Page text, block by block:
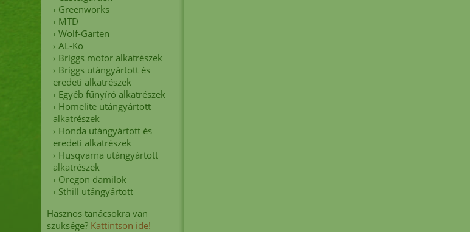
› Greenworks
› MTD
› Wolf-Garten
› AL-Ko
› Briggs motor alkatrészek
› Briggs utángyártott és
eredeti alkatrészek
› Egyéb fűnyíró alkatrészek
› Homelite utángyártott
alkatrészek
› Honda utángyártott és
eredeti alkatrészek
› Husqvarna utángyártott
alkatrészek
› Oregon damilok
› Sthill utángyártott
Hasznos tanácsokra van
szüksége? Kattintson ide!